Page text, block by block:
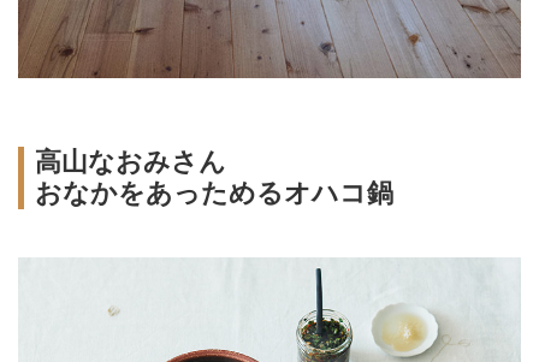
高山なおみさん
おなかをあっためるオハコ鍋